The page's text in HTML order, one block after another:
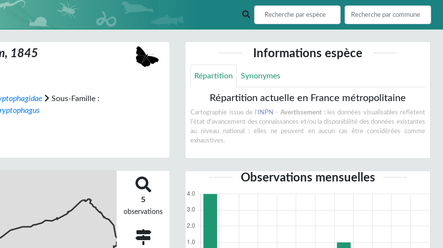
1845
Sous-Famille :
5
observations
Informations espèce
Répartition Synonymes
Répartition actuelle en France métropolitaine
Cartographie issue de l' INPN - Avertissement :les données visualisables reflètent
l'état d'avancement des connaissances et/ou la disponibilité des données existantes
au niveau national : elles ne peuvent en aucun cas être considérées comme
exhaustives.
Observations mensuelles